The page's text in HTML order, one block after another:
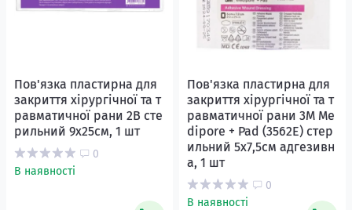
Пов'язка пластирна для
закриття хірургічної та т
равматичної рани 2В сте
рильний 9х25см, 1 шт
0
В наявності
Пов'язка пластирна для
закриття хірургічної та т
равматичної рани 3М Me
diporе + Pad (3562Е) стер
ильний 5х7,5см адгезивн
а, 1 шт
0
В наявності